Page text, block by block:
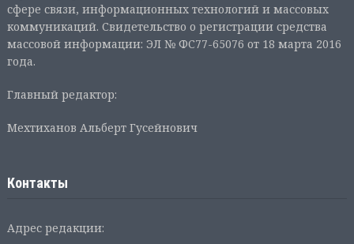
сфере связи, информационных технологий и массовых
коммуникаций. Свидетельство о регистрации средства
массовой информации: ЭЛ № ФС77-65076 от 18 марта 2016
года.
Главный редактор:
Мехтиханов Альберт Гусейнович
Контакты
Адрес редакции: